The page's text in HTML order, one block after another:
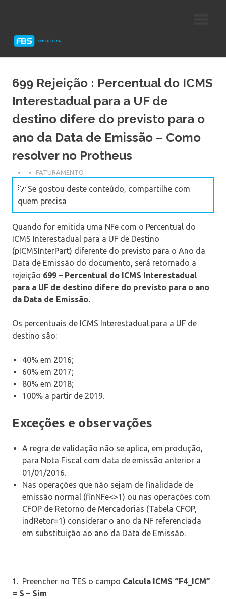
Protheus
699 Rejeição : Percentual do ICMS
Interestadual para a UF de
destino difere do previsto para o
ano da Data de Emissão – Como
resolver no Protheus
FATURAMENTO
💡 Se gostou deste conteúdo, compartilhe com
quem precisa
Quando for emitida uma NFe com o Percentual do
ICMS Interestadual para a UF de Destino
(pICMSInterPart) diferente do previsto para o Ano da
Data de Emissão do documento, será retornado a
rejeição 699 – Percentual do ICMS Interestadual
para a UF de destino difere do previsto para o ano
da Data de Emissão.
Os percentuais de ICMS Interestadual para a UF de
destino são:
40% em 2016;
60% em 2017;
80% em 2018;
100% a partir de 2019.
Exceções e observações
A regra de validação não se aplica, em produção,
para Nota Fiscal com data de emissão anterior a
01/01/2016.
Nas operações que não sejam de finalidade de
emissão normal (finNFe<>1) ou nas operações com
CFOP de Retorno de Mercadorias (Tabela CFOP,
indRetor=1) considerar o ano da NF referenciada
em substituição ao ano da Data de Emissão.
1. Preencher no TES o campo Calcula ICMS “F4_ICM”
= S – Sim